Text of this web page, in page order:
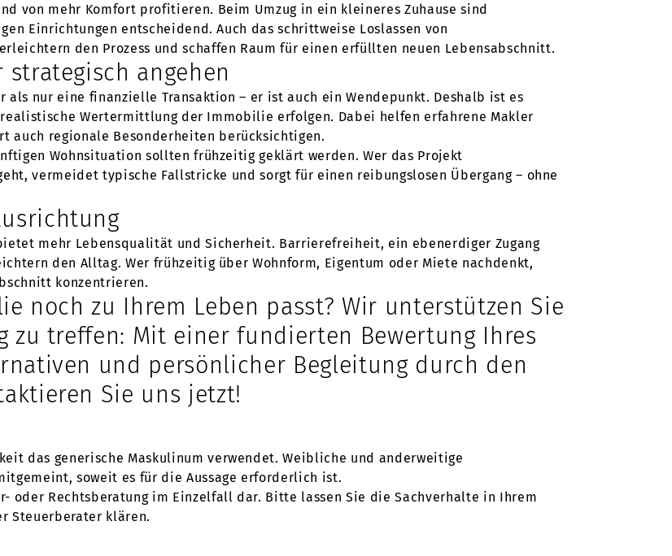
von mehr Komfort profitieren. Beim Umzug in ein kleineres Zuhause sind
Einrichtungen entscheidend. Auch das schrittweise Loslassen von
den Prozess und schaffen Raum für einen erfüllten neuen Lebensabschnitt.
angehen
als nur eine finanzielle Transaktion – er ist auch ein Wendepunkt. Deshalb ist es
Wertermittlung der Immobilie erfolgen. Dabei helfen erfahrene Makler
auch regionale Besonderheiten berücksichtigen.
Wohnsituation sollten frühzeitig geklärt werden. Wer das Projekt
vermeidet typische Fallstricke und sorgt für einen reibungslosen Übergang – ohne
mehr Lebensqualität und Sicherheit. Barrierefreiheit, ein ebenerdiger Zugang
den Alltag. Wer frühzeitig über Wohnform, Eigentum oder Miete nachdenkt,
konzentrieren.
noch zu Ihrem Leben passt? Wir unterstützen Sie
zu treffen: Mit einer fundierten Bewertung Ihres
und persönlicher Begleitung durch den
Sie uns jetzt!
das generische Maskulinum verwendet. Weibliche und anderweitige
soweit es für die Aussage erforderlich ist.
oder Rechtsberatung im Einzelfall dar. Bitte lassen Sie die Sachverhalte in Ihrem
Steuerberater klären.